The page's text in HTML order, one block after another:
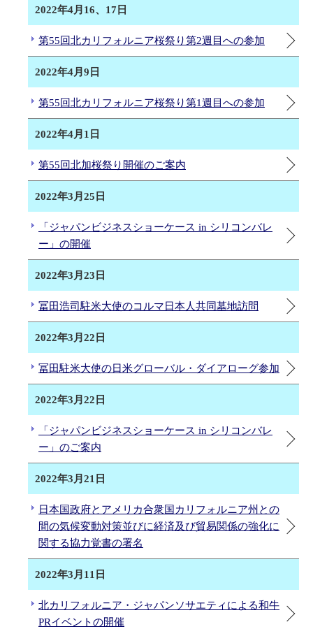
2022年4月16、17日
第55回北カリフォルニア桜祭り第2週目への参加
2022年4月9日
第55回北カリフォルニア桜祭り第1週目への参加
2022年4月1日
第55回北加桜祭り開催のご案内
2022年3月25日
「ジャパンビジネスショーケース in シリコンバレ
ー」の開催
2022年3月23日
冨田浩司駐米大使のコルマ日本人共同墓地訪問
2022年3月22日
冨田駐米大使の日米グローバル・ダイアローグ参加
2022年3月22日
「ジャパンビジネスショーケース in シリコンバレ
ー」のご案内
2022年3月21日
日本国政府とアメリカ合衆国カリフォルニア州との
間の気候変動対策並びに経済及び貿易関係の強化に
関する協力覚書の署名
2022年3月11日
北カリフォルニア・ジャパンソサエティによる和牛
PRイベントの開催